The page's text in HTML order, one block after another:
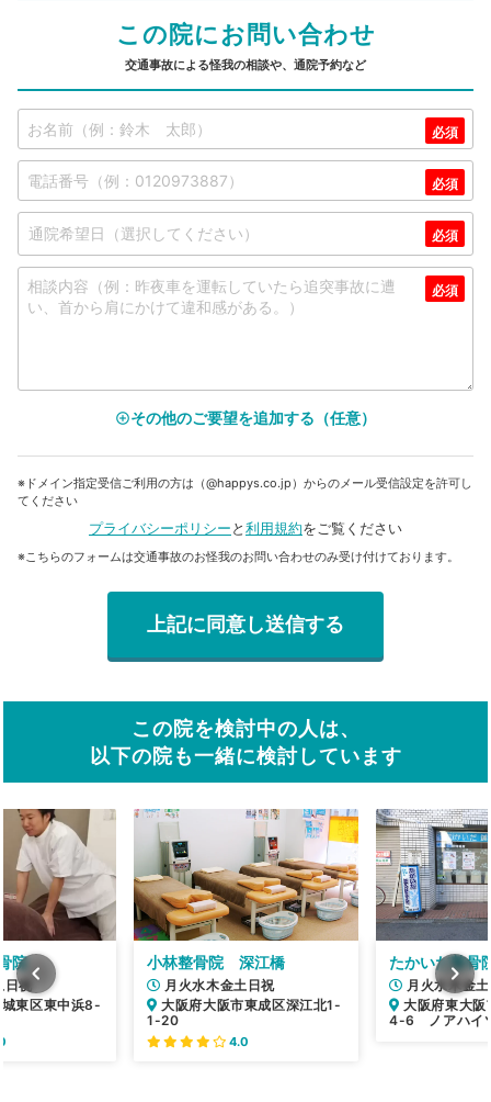
この院にお問い合わせ
交通事故による怪我の相談や、通院予約など
add_circle_outlineその他のご要望を追加する（任意）
※ドメイン指定受信ご利用の方は（@happys.co.jp）からのメール受信設定を許可し
てください
プライバシーポリシーと利用規約をご覧ください
※こちらのフォームは交通事故のお怪我のお問い合わせのみ受け付けております。
この院を検討中の人は、
以下の院も一緒に検討しています
小林整骨院 深江橋
月火水木金土日祝
大阪府大阪市東成区深江北1-
1-20
4.0
たかいだ整骨
月火水木金
大阪府東大
4-6 ノアハイ
院
祝
東区東中浜8-